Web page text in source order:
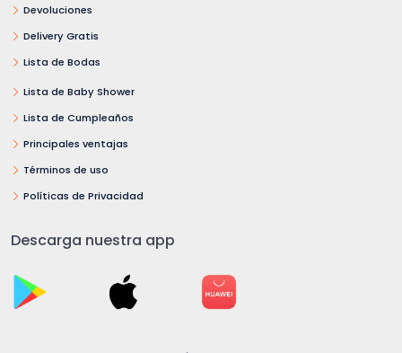
Devoluciones
Delivery Gratis
Lista de Bodas
Lista de Baby Shower
Lista de Cumpleaños
Principales ventajas
Términos de uso
Políticas de Privacidad
Descarga nuestra app